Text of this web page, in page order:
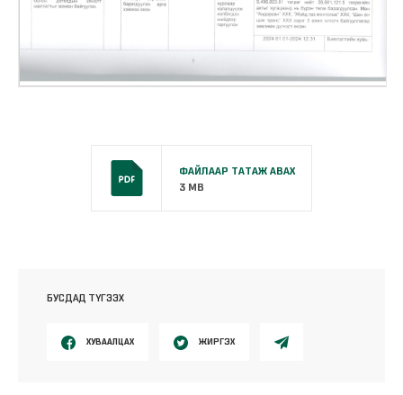
ФАЙЛААР ТАТАЖ АВАХ
3 MB
БУСДАД ТҮГЭЭХ
ХУВААЛЦАХ ЖИРГЭХ